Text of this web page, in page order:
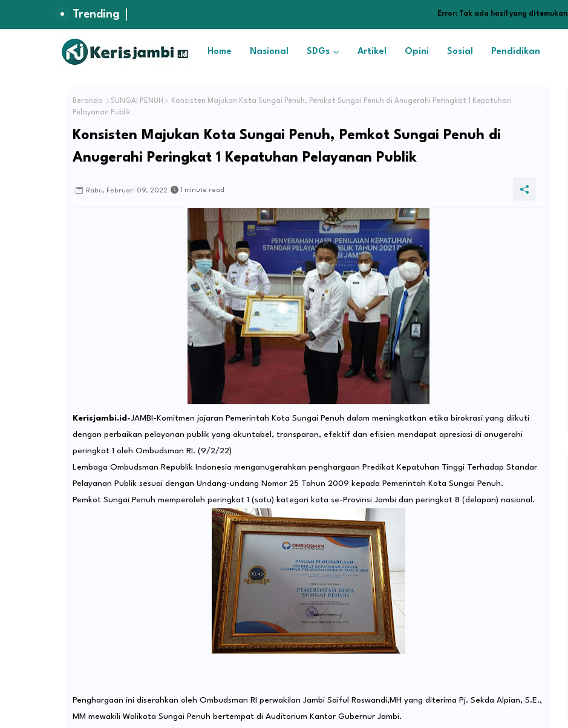
Trending Error: Tak ada hasil yang ditemukan
Home Nasional SDGs Artikel Opini Sosial Pendidikan
Beranda SUNGAI PENUH
Konsisten Majukan Kota Sungai Penuh, Pemkot Sungai Penuh di Anugerahi Peringkat 1 Kepatuhan
Pelayanan Publik
Konsisten Majukan Kota Sungai Penuh, Pemkot Sungai Penuh di
Anugerahi Peringkat 1 Kepatuhan Pelayanan Publik
Rabu, Februari 09, 2022 1 minute read
Kerisjambi.id-JAMBI-Komitmen jajaran Pemerintah Kota Sungai Penuh dalam meningkatkan etika birokrasi yang diikuti
dengan perbaikan pelayanan publik yang akuntabel, transparan, efektif dan efisien mendapat apresiasi di anugerahi
peringkat 1 oleh Ombudsman RI. (9/2/22)
Lembaga Ombudsman Republik Indonesia menganugerahkan penghargaan Predikat Kepatuhan Tinggi Terhadap Standar
Pelayanan Publik sesuai dengan Undang-undang Nomor 25 Tahun 2009 kepada Pemerintah Kota Sungai Penuh.
Pemkot Sungai Penuh memperoleh peringkat 1 (satu) kategori kota se-Provinsi Jambi dan peringkat 8 (delapan) nasional.
Penghargaan ini diserahkan oleh Ombudsman RI perwakilan Jambi Saiful Roswandi,MH yang diterima Pj. Sekda Alpian, S.E.,
MM mewakili Walikota Sungai Penuh bertempat di Auditorium Kantor Gubernur Jambi.